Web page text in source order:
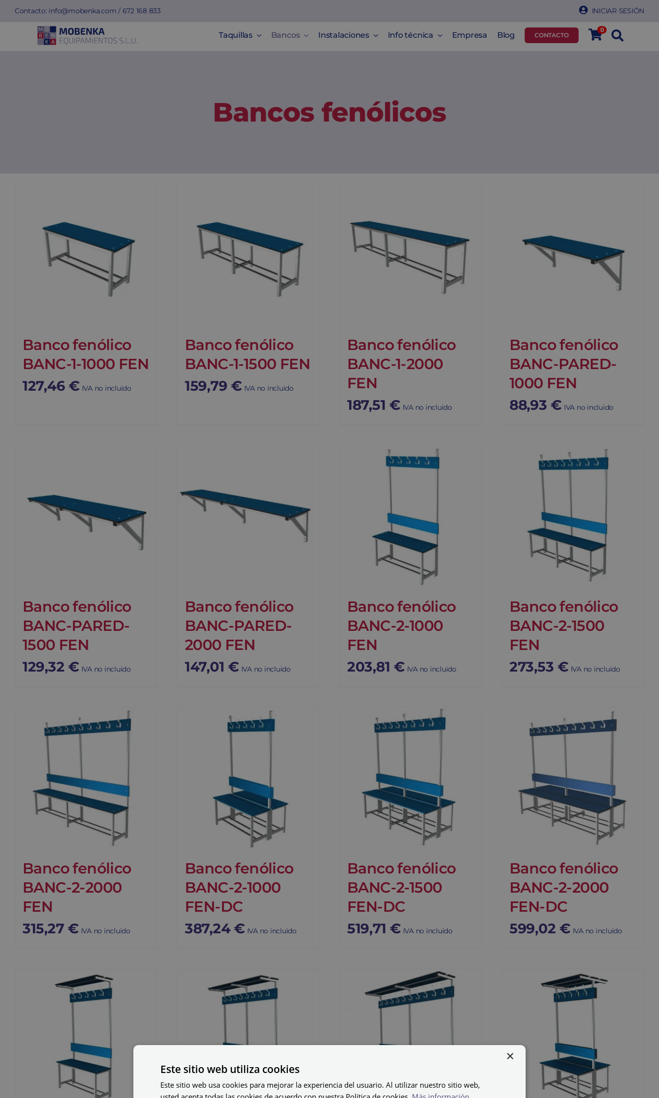
Saltar
contenido
Contacto: info@mobenka.com / 672 168 833 INICIAR SESIÓN
Taquillas Bancos Instalaciones Info técnica Empresa Blog CONTACTO
0
Bancos fenólicos
Banco fenólico
BANC-1-1000 FEN
127,46 € IVA no incluido
Banco fenólico
BANC-1-1500 FEN
159,79 € IVA no incluido
Banco fenólico
BANC-1-2000
FEN
187,51 € IVA no incluido
Banco fenólico
BANC-PARED-
1000 FEN
88,93 € IVA no incluido
Banco fenólico
BANC-PARED-
1500 FEN
129,32 € IVA no incluido
Banco fenólico
BANC-PARED-
2000 FEN
147,01 € IVA no incluido
Banco fenólico
BANC-2-1000
FEN
203,81 € IVA no incluido
Banco fenólico
BANC-2-1500
FEN
273,53 € IVA no incluido
Banco fenólico
BANC-2-2000
FEN
315,27 € IVA no incluido
Banco fenólico
BANC-2-1000
FEN-DC
387,24 € IVA no incluido
Banco fenólico
BANC-2-1500
FEN-DC
519,71 € IVA no incluido
Banco fenólico
BANC-2-2000
FEN-DC
599,02 € IVA no incluido
×
Este sitio web utiliza cookies
Este sitio web usa cookies para mejorar la experiencia del usuario. Al utilizar nuestro sitio web,